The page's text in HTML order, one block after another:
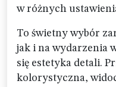
w różnych
To świetny wybór
jak i na wydarzenia
się estetyka detali.
kolorystyczna,